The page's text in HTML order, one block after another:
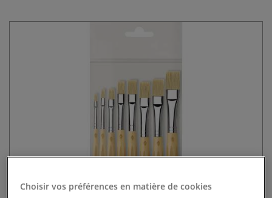
Choisir vos préférences en matière de cookies